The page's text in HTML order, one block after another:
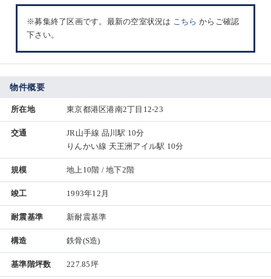
※募集終了区画です。最新の空室状況は こちら からご確認
下さい。
物件概要
所在地 東京都港区港南2丁目12-23
交通
JR山手線 品川駅 10分
りんかい線 天王洲アイル駅 10分
規模 地上10階 / 地下2階
竣工 1993年12月
耐震基準 新耐震基準
構造 鉄骨(S造)
基準階坪数 227.85坪